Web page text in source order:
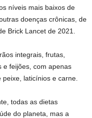
níveis mais baixos de
doenças crônicas, de
Brick Lancet de 2021.
integrais, frutas,
e feijões, com apenas
laticínios e carne.
todas as dietas
do planeta, mas a